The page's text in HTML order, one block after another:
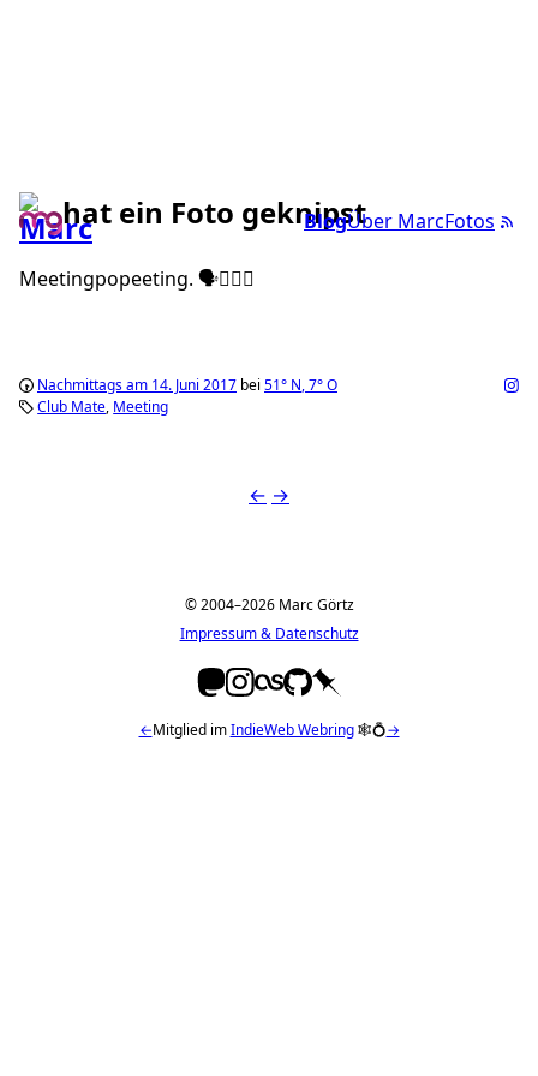
BlogÜber MarcFotos
hat ein Foto geknipst
Meetingpopeeting. 🗣🤷🏻‍♂️
Nachmittags am 14. Juni 2017 bei 51° N,7°O
Club Mate Meeting
← →
© 2004–2026 Marc Görtz
Impressum & Datenschutz
←Mitglied imIndieWeb Webring🕸💍→